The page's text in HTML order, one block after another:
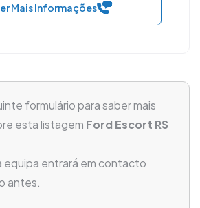
Mais Informações
formulário para saber mais
esta listagem Ford Escort RS
equipa entrará em contacto
antes.